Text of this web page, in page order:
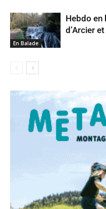
En Balade
Hebdo en
d’Arcier